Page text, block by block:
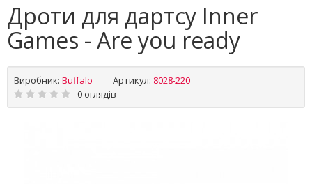
Дроти для дартсу Inner
Games - Are you ready
Виробник: Buffalo Артикул: 8028-220
0 оглядів